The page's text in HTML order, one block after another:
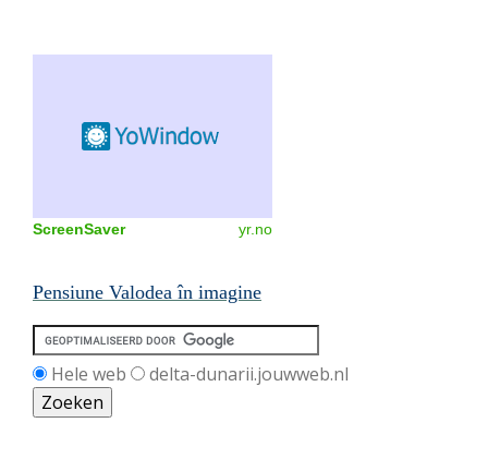
ScreenSaver yr.no
Pensiune Valodea în imagine
Hele web delta-dunarii.jouwweb.nl